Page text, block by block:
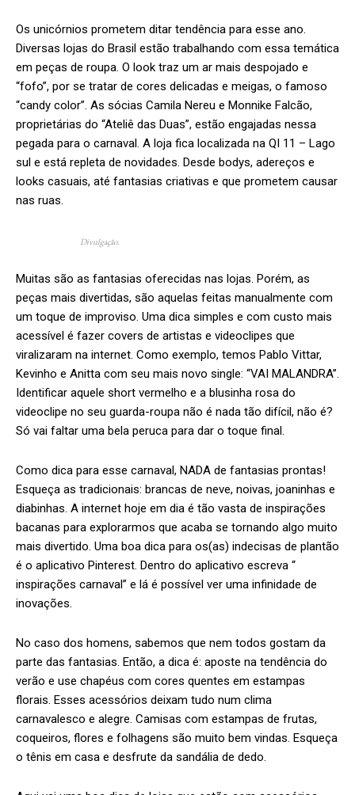
Os unicórnios prometem ditar tendência para esse ano.
Diversas lojas do Brasil estão trabalhando com essa temática
em peças de roupa. O look traz um ar mais despojado e
“fofo”, por se tratar de cores delicadas e meigas, o famoso
“candy color”. As sócias Camila Nereu e Monnike Falcão,
proprietárias do “Ateliê das Duas”, estão engajadas nessa
pegada para o carnaval. A loja fica localizada na QI 11 – Lago
sul e está repleta de novidades. Desde bodys, adereços e
looks casuais, até fantasias criativas e que prometem causar
nas ruas.
Divulgação.
Muitas são as fantasias oferecidas nas lojas. Porém, as
peças mais divertidas, são aquelas feitas manualmente com
um toque de improviso. Uma dica simples e com custo mais
acessível é fazer covers de artistas e videoclipes que
viralizaram na internet. Como exemplo, temos Pablo Vittar,
Kevinho e Anitta com seu mais novo single: “VAI MALANDRA”.
Identificar aquele short vermelho e a blusinha rosa do
videoclipe no seu guarda-roupa não é nada tão difícil, não é?
Só vai faltar uma bela peruca para dar o toque final.
Como dica para esse carnaval, NADA de fantasias prontas!
Esqueça as tradicionais: brancas de neve, noivas, joaninhas e
diabinhas. A internet hoje em dia é tão vasta de inspirações
bacanas para explorarmos que acaba se tornando algo muito
mais divertido. Uma boa dica para os(as) indecisas de plantão
é o aplicativo Pinterest. Dentro do aplicativo escreva “
inspirações carnaval” e lá é possível ver uma infinidade de
inovações.
No caso dos homens, sabemos que nem todos gostam da
parte das fantasias. Então, a dica é: aposte na tendência do
verão e use chapéus com cores quentes em estampas
florais. Esses acessórios deixam tudo num clima
carnavalesco e alegre. Camisas com estampas de frutas,
coqueiros, flores e folhagens são muito bem vindas. Esqueça
o tênis em casa e desfrute da sandália de dedo.